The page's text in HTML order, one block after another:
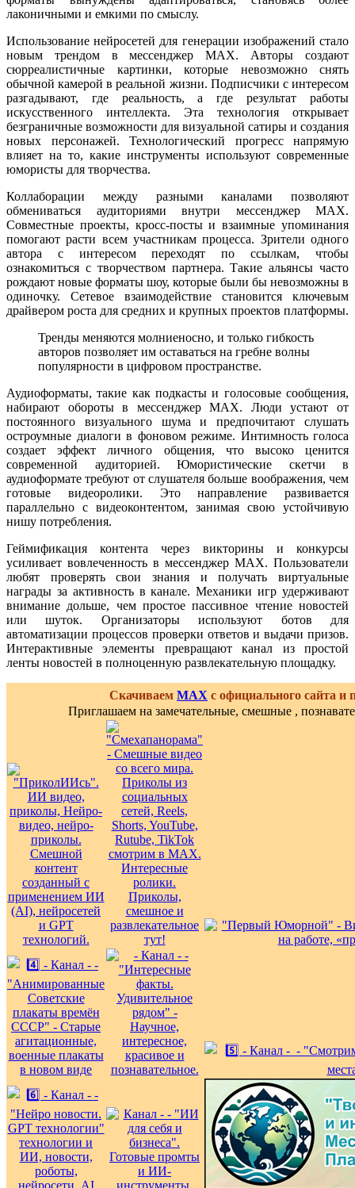
лаконичными и емкими по смыслу.
Использование нейросетей для генерации изображений стало
новым трендом в мессенджер MAX. Авторы создают
сюрреалистичные картинки, которые невозможно снять
обычной камерой в реальной жизни. Подписчики с интересом
разгадывают, где реальность, а где результат работы
искусственного интеллекта. Эта технология открывает
безграничные возможности для визуальной сатиры и создания
новых персонажей. Технологический прогресс напрямую
влияет на то, какие инструменты используют современные
юмористы для творчества.
Коллаборации между разными каналами позволяют
обмениваться аудиториями внутри мессенджер MAX.
Совместные проекты, кросс-посты и взаимные упоминания
помогают расти всем участникам процесса. Зрители одного
автора с интересом переходят по ссылкам, чтобы
ознакомиться с творчеством партнера. Такие альянсы часто
рождают новые форматы шоу, которые были бы невозможны в
одиночку. Сетевое взаимодействие становится ключевым
драйвером роста для средних и крупных проектов платформы.
Тренды меняются молниеносно, и только гибкость
авторов позволяет им оставаться на гребне волны
популярности в цифровом пространстве.
Аудиоформаты, такие как подкасты и голосовые сообщения,
набирают обороты в мессенджер MAX. Люди устают от
постоянного визуального шума и предпочитают слушать
остроумные диалоги в фоновом режиме. Интимность голоса
создает эффект личного общения, что высоко ценится
современной аудиторией. Юмористические скетчи в
аудиоформате требуют от слушателя больше воображения, чем
готовые видеоролики. Это направление развивается
параллельно с видеоконтентом, занимая свою устойчивую
нишу потребления.
Геймификация контента через викторины и конкурсы
усиливает вовлеченность в мессенджер MAX. Пользователи
любят проверять свои знания и получать виртуальные
награды за активность в канале. Механики игр удерживают
внимание дольше, чем простое пассивное чтение новостей
или шуток. Организаторы используют ботов для
автоматизации процессов проверки ответов и выдачи призов.
Интерактивные элементы превращают канал из простой
ленты новостей в полноценную развлекательную площадку.
Скачиваем MAX с официального сайта
Приглашаем на замечательные, смешные ,